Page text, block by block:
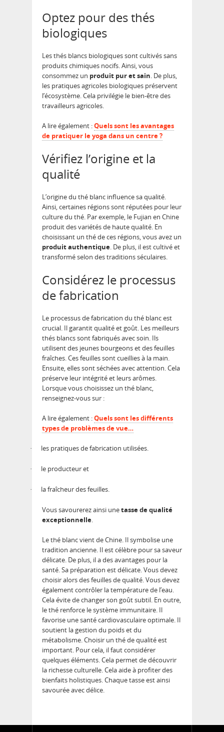
Optez pour des thés
biologiques
Les thés blancs biologiques sont cultivés sans
produits chimiques nocifs. Ainsi, vous
consommez un produit pur et sain. De plus,
les pratiques agricoles biologiques préservent
l’écosystème. Cela privilégie le bien-être des
travailleurs agricoles.
A lire également :Quels sont les avantages
de pratiquer le yoga dans un centre ?
Vérifiez l’origine et la
qualité
L’origine du thé blanc influence sa qualité.
Ainsi, certaines régions sont réputées pour leur
culture du thé. Par exemple, le Fujian en Chine
produit des variétés de haute qualité. En
choisissant un thé de ces régions, vous avez un
produit authentique. De plus, il est cultivé et
transformé selon des traditions séculaires.
Considérez le processus
de fabrication
Le processus de fabrication du thé blanc est
crucial. Il garantit qualité et goût. Les meilleurs
thés blancs sont fabriqués avec soin. Ils
utilisent des jeunes bourgeons et des feuilles
fraîches. Ces feuilles sont cueillies à la main.
Ensuite, elles sont séchées avec attention. Cela
préserve leur intégrité et leurs arômes.
Lorsque vous choisissez un thé blanc,
renseignez-vous sur :
A lire également :Quels sont les différents
types de problèmes de vue…
· les pratiques de fabrication utilisées.
· le producteur et
· la fraîcheur des feuilles.
Vous savourerez ainsi unetasse de qualité
exceptionnelle.
Le thé blanc vient de Chine. Il symbolise une
tradition ancienne. Il est célèbre pour sa saveur
délicate. De plus, il a des avantages pour la
santé. Sa préparation est délicate. Vous devez
choisir alors des feuilles de qualité. Vous devez
également contrôler la température de l’eau.
Cela évite de changer son goût subtil. En outre,
le thé renforce le système immunitaire. Il
favorise une santé cardiovasculaire optimale. Il
soutient la gestion du poids et du
métabolisme. Choisir un thé de qualité est
important. Pour cela, il faut considérer
quelques éléments. Cela permet de découvrir
la richesse culturelle. Cela aide à profiter des
bienfaits holistiques. Chaque tasse est ainsi
savourée avec délice.